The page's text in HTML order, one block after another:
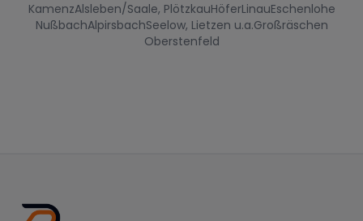
KamenzAlsleben/Saale, PlötzkauHöferLinauEschenlohe
NußbachAlpirsbachSeelow, Lietzen u.a.Großräschen
Oberstenfeld